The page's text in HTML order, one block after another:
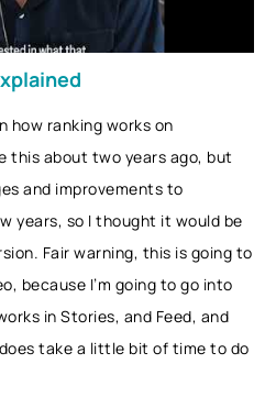
how ranking works on
this about two years ago, but
and improvements to
years, so I thought it would be
Fair warning, this is going to
because I’m going to go into
in Stories, and Feed, and
take a little bit of time to do